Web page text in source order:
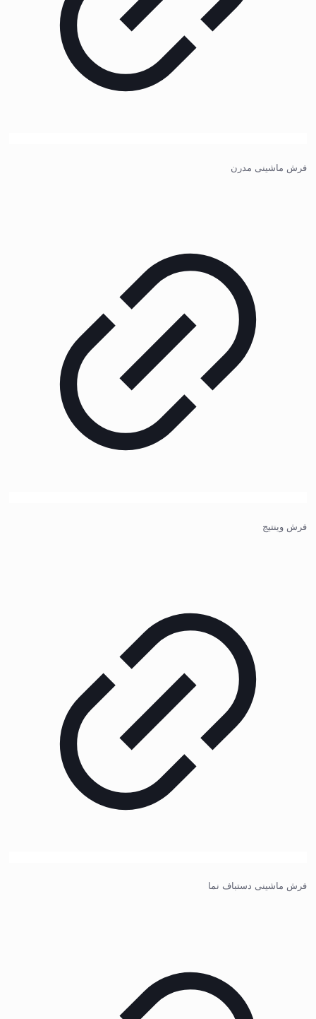
فرش ماشینی مدرن
فرش وینتیج
فرش ماشینی دستباف نما